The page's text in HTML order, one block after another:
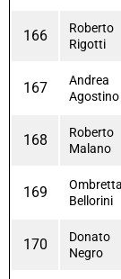
166
Roberto
Rigotti
167
Andrea
Agostino
168
Roberto
Malano
169
Ombretta
Bellorini
170
Donato
Negro